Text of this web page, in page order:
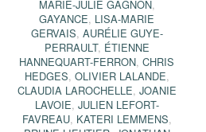
MARIE-JULIE GAGNON,
GAYANCE, LISA-MARIE
GERVAIS, AURÉLIE GUYE-
PERRAULT, ÉTIENNE
HANNEQUART-FERRON,CHRIS
HEDGES, OLIVIER LALANDE,
CLAUDIA LAROCHELLE, JOANIE
LAVOIE, JULIEN LEFORT-
FAVREAU, KATERI LEMMENS,